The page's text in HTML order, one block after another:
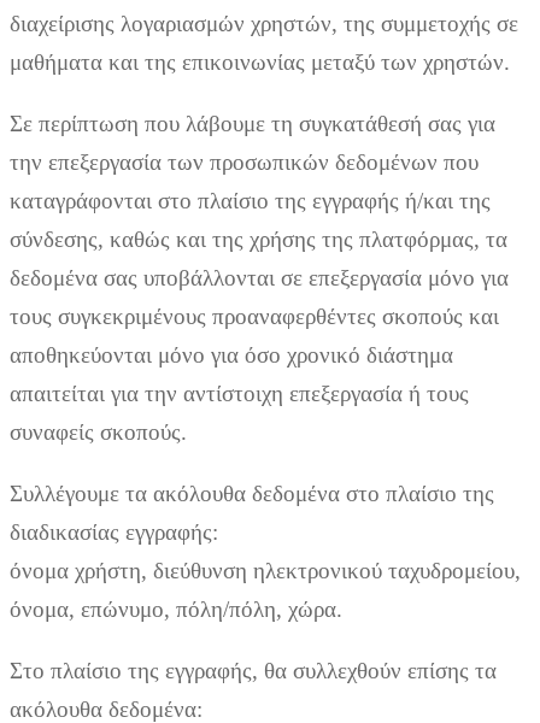
διαχείρισης λογαριασμών χρηστών, της συμμετοχής σε
μαθήματα και της επικοινωνίας μεταξύ των χρηστών.
Σε περίπτωση που λάβουμε τη συγκατάθεσή σας για
την επεξεργασία των προσωπικών δεδομένων που
καταγράφονται στο πλαίσιο της εγγραφής ή/και της
σύνδεσης, καθώς και της χρήσης της πλατφόρμας, τα
δεδομένα σας υποβάλλονται σε επεξεργασία μόνο για
τους συγκεκριμένους προαναφερθέντες σκοπούς και
αποθηκεύονται μόνο για όσο χρονικό διάστημα
απαιτείται για την αντίστοιχη επεξεργασία ή τους
συναφείς σκοπούς.
Συλλέγουμε τα ακόλουθα δεδομένα στο πλαίσιο της
διαδικασίας εγγραφής:
όνομα χρήστη, διεύθυνση ηλεκτρονικού ταχυδρομείου,
όνομα, επώνυμο, πόλη/πόλη, χώρα.
Στο πλαίσιο της εγγραφής, θα συλλεχθούν επίσης τα
ακόλουθα δεδομένα: